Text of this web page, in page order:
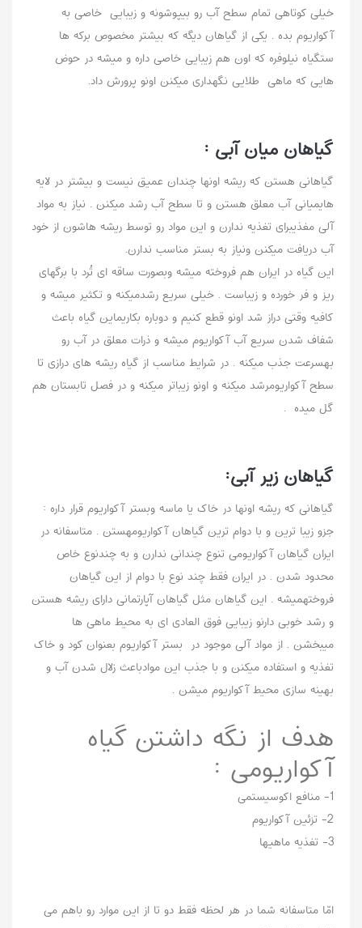
خیلی کوتاهی تمام سطح آب رو بیپوشونه و زیبایی خاصی به
آکواریوم بده . یکی از گیاهان دیگه که بیشتر مخصوص برکه ها
ستگیاه نیلوفره که اون هم زیبایی خاصی داره و میشه در حوض
هایی که ماهی طلایی نگهداری میکنن اونو پرورش داد.
گیاهان میان آبی :
گیاهانی هستن که ریشه اونها چندان عمیق نیست و بیشتر در لایه
هایمیانی آب معلق هستن و تا سطح آب رشد میکنن . نیاز به مواد
آلی مغذیبرای تغذیه ندارن و این مواد رو توسط ریشه هاشون از خود
آب دریافت میکنن ونیاز به بستر مناسب ندارن.
این گیاه در ایران هم فروخته میشه وبصورت ساقه ای تُرد با برگهای
ریز و فر خورده و زیباست . خیلی سریع رشدمیکنه و تکثیر میشه و
کافیه وقتی دراز شد اونو قطع کنیم و دوباره بکاریماین گیاه باعث
شفاف شدن سریع آب آکواریوم میشه و ذرات معلق در آب رو
بهسرعت جذب میکنه . در شرایط مناسب از گیاه ریشه های درازی تا
سطح آکواریومرشد میکنه و اونو زیباتر میکنه و در فصل تابستان هم
گل میده .
گیاهان زیر آبی:
گیاهانی که ریشه اونها در خاک یا ماسه وبستر آکواریوم قرار داره :
جزو زیبا ترین و با دوام ترین گیاهان آکواریومهستن . متاسفانه در
ایران گیاهان آکواریومی تنوع چندانی ندارن و به چندنوع خاص
محدود شدن . در ایران فقط چند نوع با دوام از این گیاهان
فروختهمیشه . این گیاهان مثل گیاهان آپارتمانی دارای ریشه هستن
و رشد خوبی دارنو زیبایی فوق العادی ای به محیط ماهی ها
میبخشن . از مواد آلی موجود در بستر آکواریوم بعنوان کود و خاک
تغذیه و استفاده میکنن و با جذب این موادباعث زلال شدن آب و
بهینه سازی محیط آکواریوم میشن .
هدف از نگه داشتن گیاه
آکواریومی :
1- منافع اکوسیستمی
2- تزئین آکواریوم
3- تغذیه ماهیها
امّا متاسفانه شما در هر لحظه فقط دو تا از این موارد رو باهم می